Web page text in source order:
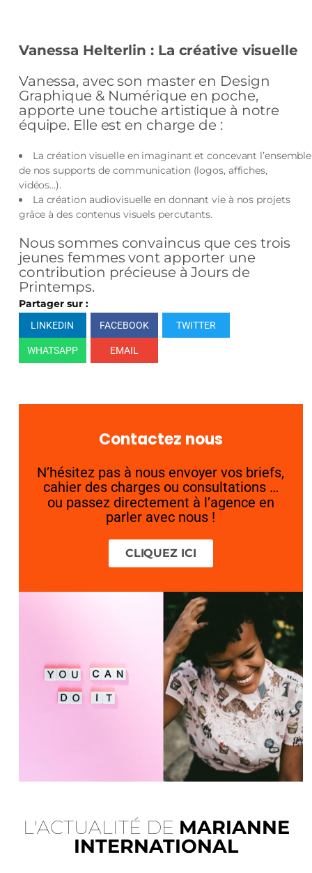
Vanessa Helterlin : La créative visuelle
Vanessa, avec son master en Design
Graphique & Numérique en poche,
apporte une touche artistique à notre
équipe. Elle est en charge de :
La création visuelle en imaginant et concevant l’ensemble
de nos supports de communication (logos, affiches,
vidéos…).
La création audiovisuelle en donnant vie à nos projets
grâce à des contenus visuels percutants.
Nous sommes convaincus que ces trois
jeunes femmes vont apporter une
contribution précieuse à Jours de
Printemps.
Partager sur :
LINKEDIN FACEBOOK TWITTER
WHATSAPP EMAIL
Contactez nous
N’hésitez pas à nous envoyer vos briefs,
cahier des charges ou consultations …
ou passez directement à l’agence en
parler avec nous !
CLIQUEZ ICI
L'ACTUALITÉ DE MARIANNE
INTERNATIONAL